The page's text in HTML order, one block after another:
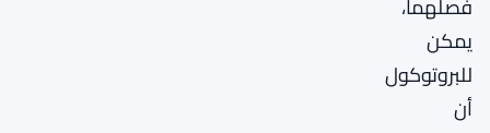
يمكن
للبروتوكول
أن